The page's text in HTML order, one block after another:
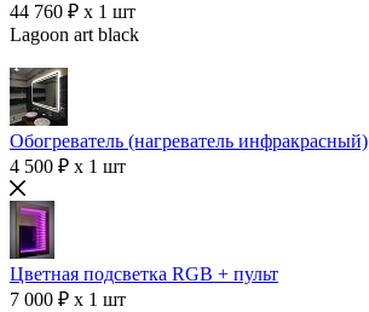
44 760 ₽ x 1 шт
Lagoon art black
Обогреватель (нагреватель инфракрасный)
4 500 ₽ x 1 шт
Цветная подсветка RGB + пульт
7 000 ₽ x 1 шт